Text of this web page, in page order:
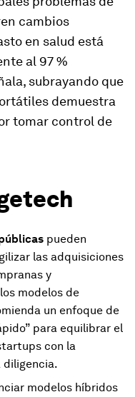
cambios
en salud está
al 97 %
subrayando que
demuestra
tomar control de
pueden
las adquisiciones
y
modelos de
un enfoque de
para equilibrar el
con la
diligencia.
modelos híbridos